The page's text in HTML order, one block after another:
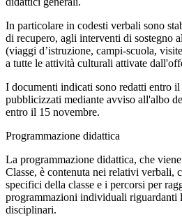
In particolare in codesti verbali sono
di recupero, agli interventi di sostegno
(viaggi d’istruzione, campi-scuola,
a tutte le attività culturali attivate
I documenti indicati sono redatti entro
pubblicizzati mediante avviso all'albo
entro il 15 novembre.
Programmazione didattica
La programmazione didattica, che
Classe, è contenuta nei relativi verbali,
specifici della classe e i percorsi per
programmazioni individuali riguardanti
disciplinari.